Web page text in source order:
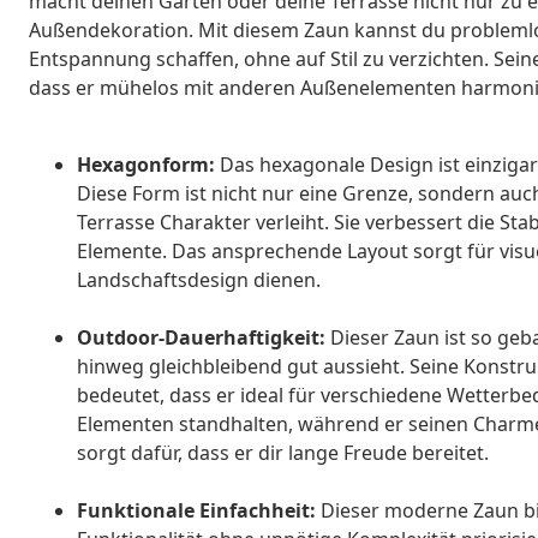
Außendekoration. Mit diesem Zaun kannst du
Entspannung schaffen, ohne auf Stil zu verzichten.
dass er mühelos mit anderen Außenelementen
Hexagonform: Das hexagonale Design ist
Diese Form ist nicht nur eine Grenze, sondern
Terrasse Charakter verleiht. Sie verbessert die
Elemente. Das ansprechende Layout sorgt für
Landschaftsdesign dienen.
Outdoor-Dauerhaftigkeit: Dieser Zaun ist so
hinweg gleichbleibend gut aussieht. Seine
bedeutet, dass er ideal für verschiedene
Elementen standhalten, während er seinen
sorgt dafür, dass er dir lange Freude bereitet.
Funktionale Einfachheit: Dieser moderne Zaun